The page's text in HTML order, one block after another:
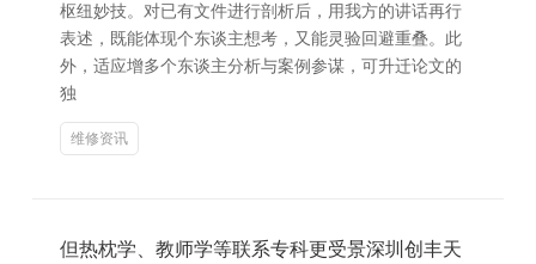
枢纽妙技。对已有文件进行剖析后，用我方的讲话再行
表述，既能体现个东谈主想考，又能灵验回避重叠。此
外，适应增多个东谈主分析与案例参谋，可升迁论文的
独
维修资讯
但热枕学、教师学等联系专科更受景深圳创丰天